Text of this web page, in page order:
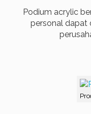
Podium acrylic
personal dapat